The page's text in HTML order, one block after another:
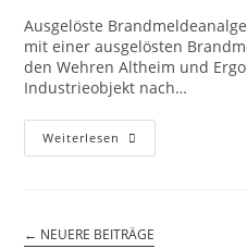
Ausgelöste
mit einer ausgelösten
den Wehren Altheim und
Industrieobjekt nach…
Weiterlesen
← NEUERE BEITRÄGE